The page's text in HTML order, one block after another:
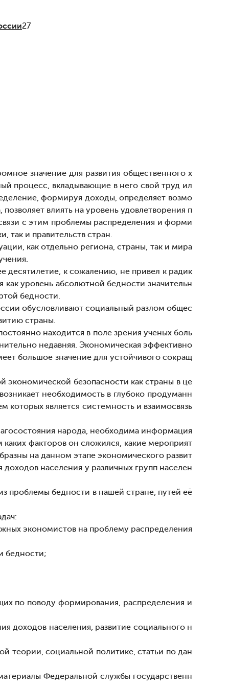
27
значение для развития общественного х
процесс, вкладывающие в него свой труд ил
формируя доходы, определяет возмо
влиять на уровень удовлетворения п
с этим проблемы распределения и форми
так и правительств стран.
как отдельно региона, страны, так и мира
десятилетие, к сожалению, не привел к радик
уровень абсолютной бедности значительн
бедности.
обусловливают социальный разлом общес
страны.
находится в поле зрения ученых боль
недавняя. Экономическая эффективно
большое значение для устойчивого сокращ
экономической безопасности как страны в це
необходимость в глубоко продуманн
является системность и взаимосвязь
народа, необходима информация
факторов он сложился, какие мероприят
на данном этапе экономического развит
населения у различных групп населен
проблемы бедности в нашей стране, путей её
экономистов на проблему распределения
бедности;
по поводу формирования, распределения и
доходов населения, развитие социального н
теории, социальной политике, статьи по дан
Федеральной службы государственн